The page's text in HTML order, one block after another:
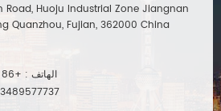
Road, Huoju Industrial Zone Jiangnan
Quanzhou, Fujian, 362000 China
الهاتف : +86 (595) 2286 3721